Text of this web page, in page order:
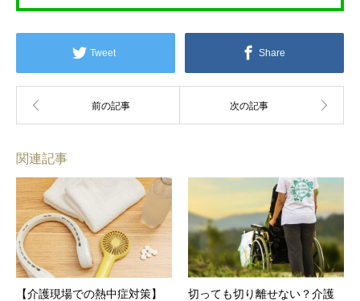
Tweet Share
関連記事
【介護現場での熱中症対策】
切っても切り離せない？介護